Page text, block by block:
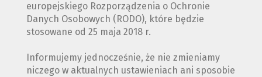
europejskiego Rozporządzenia o Ochronie
Danych Osobowych (RODO), które będzie
stosowane od 25 maja 2018 r.
Informujemy jednocześnie, że nie zmieniamy
niczego w aktualnych ustawieniach ani sposobie